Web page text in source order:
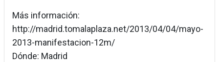
Más información:
http://madrid.tomalaplaza.net/2013/04/04/mayo-
2013-manifestacion-12m/
Dónde: Madrid